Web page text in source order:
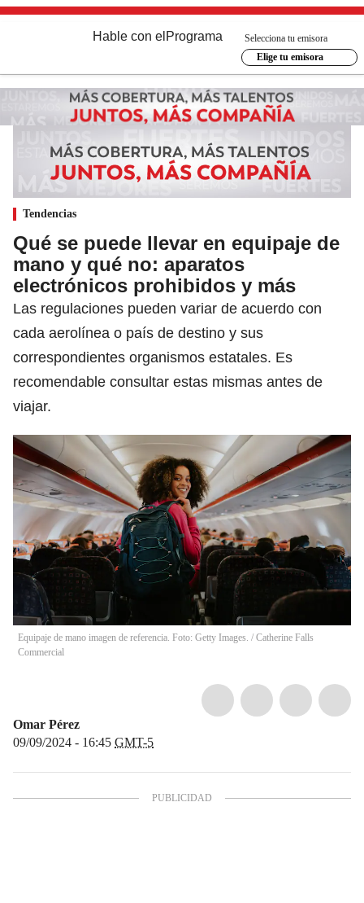
Hable con el Programa
Selecciona tu emisora
Elige tu emisora
Tendencias
Qué se puede llevar en equipaje de
mano y qué no: aparatos
electrónicos prohibidos y más
Las regulaciones pueden variar de acuerdo con
cada aerolínea o país de destino y sus
correspondientes organismos estatales. Es
recomendable consultar estas mismas antes de
viajar.
Equipaje de mano imagen de referencia. Foto: Getty Images. / Catherine Falls
Commercial
Omar Pérez
09/09/2024 - 16:45 GMT-5